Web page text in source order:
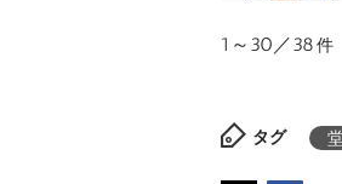
1～30／38件
タグ